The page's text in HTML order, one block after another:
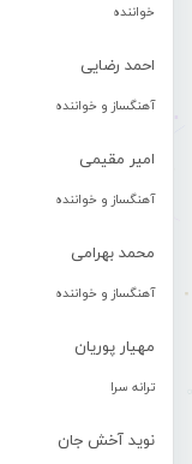
خواننده
احمد رضایی
آهنگساز و خواننده
امیر مقیمی
آهنگساز و خواننده
محمد بهرامی
آهنگساز و خواننده
مهیار پوریان
ترانه سرا
نوید آخش جان